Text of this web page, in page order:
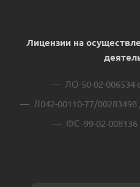
Лицензии на
ЛО-50-02-006534
Л042-00110-77/
ФС -99-02-008136